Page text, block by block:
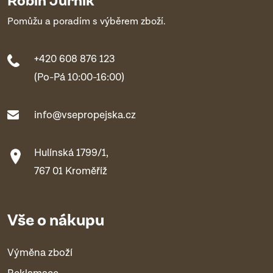
Pomůžu a poradím s výběrem zboží.
+420 608 876 123
(Po-Pá 10:00-16:00)
info@vsepropejska.cz
Hulínská 1799/1,
767 01 Kroměříž
Vše o nákupu
Výměna zboží